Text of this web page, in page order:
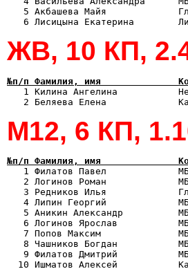
5 Акбашева Майя
ЖВ, 10 КП,
№п/п Фамилия, имя
1 Килина Ангелина
М12, 6 КП,
№п/п Фамилия, имя
1 Филатов Павел
2 Логинов Роман
3 Редников Илья
4 Липин Георгий
5 Аникин Александр
6 Логинов Ярослав
7 Попов Максим
8 Чашников Богдан
9 Филатов Дмитрий